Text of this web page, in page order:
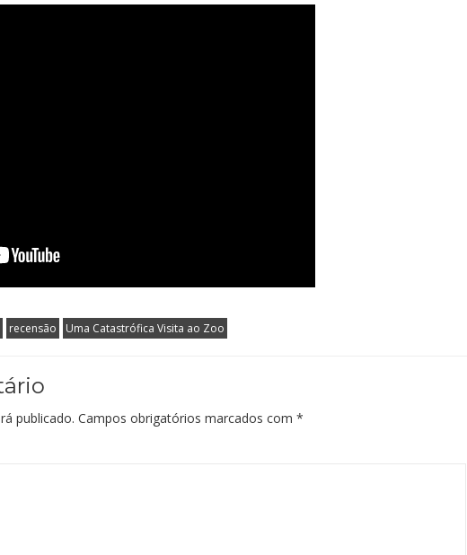
recensão Uma Catastrófica Visita ao Zoo
publicado. Campos obrigatórios marcados com *